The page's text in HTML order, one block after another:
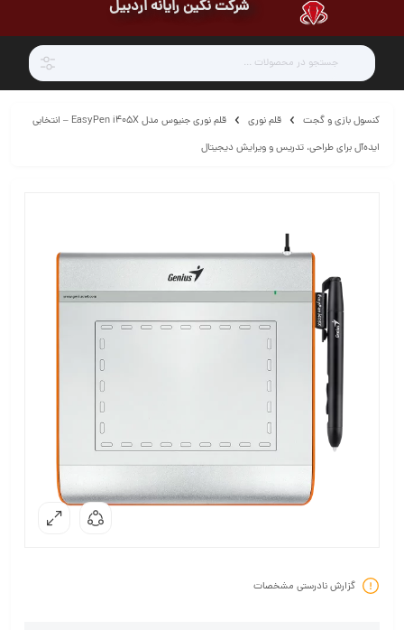
شرکت نگین رایانه اردبیل
کنسول بازی و گجت قلم نوری
قلم نوری جنیوس مدل EasyPen i405X – انتخابی
ایده‌آل برای طراحی، تدریس و ویرایش دیجیتال
گزارش نادرستی مشخصات